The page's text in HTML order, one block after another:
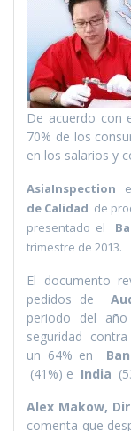
De acuerdo
70% de los
en los salarios y
AsiaInspection
de Calidad de
presentado el
trimestre de 2013.
El documento
pedidos de
periodo del
seguridad
un 64% en
(41%) e India
Alex Makow,
comenta que